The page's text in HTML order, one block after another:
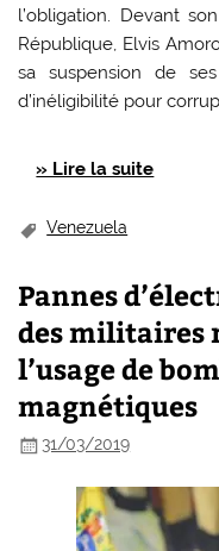
l’obligation. Devant
République, Elvis
sa suspension de
d’inéligibilité pour
» Lire la suite
Venezuela
Pannes
des militaires
l’usage de
magnétiques
31/03/2019